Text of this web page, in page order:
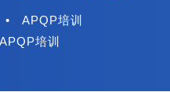
•
APQP培训
APQP培训